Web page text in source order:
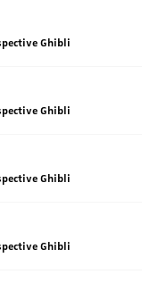
Ghibli
Ghibli
Ghibli
Ghibli